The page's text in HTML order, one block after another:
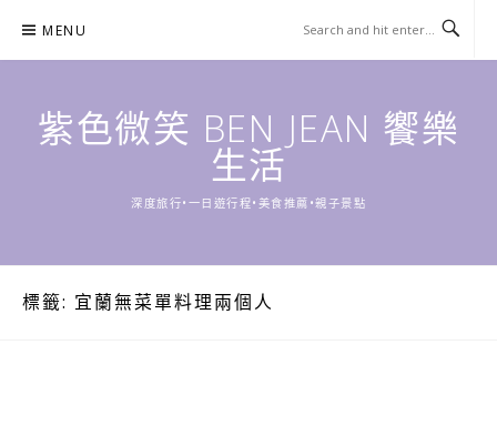
content
MENU
紫色微笑 BEN JEAN 饗樂
生活
深度旅行•一日遊行程•美食推薦•親子景點
標籤: 宜蘭無菜單料理兩個人